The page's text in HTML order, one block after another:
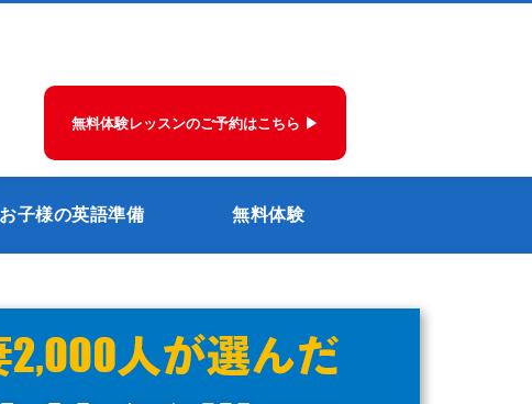
無料体験レッスンのご予約はこちら ▶
お子様の英語準備 無料体験